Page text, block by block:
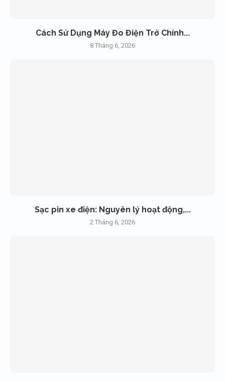
Cách Sử Dụng Máy Đo Điện Trở Chính...
8 Tháng 6, 2026
Sạc pin xe điện: Nguyên lý hoạt động,...
2 Tháng 6, 2026